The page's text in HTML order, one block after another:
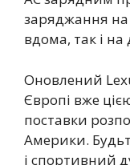
заряджання на
вдома, так і на
Оновлений
Європі вже
поставки
Америки.
і спортивний